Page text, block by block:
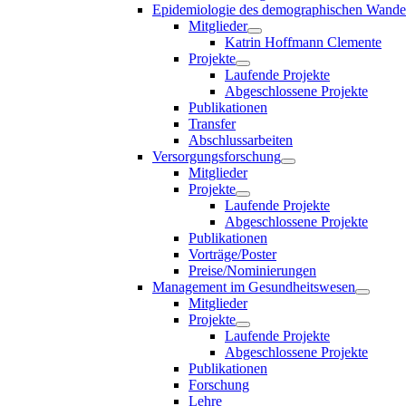
Epidemiologie des demographischen
Mitglieder
Katrin Hoffmann Clemente
Projekte
Laufende Projekte
Abgeschlossene Projekte
Publikationen
Transfer
Abschlussarbeiten
Versorgungsforschung
Mitglieder
Projekte
Laufende Projekte
Abgeschlossene Projekte
Publikationen
Vorträge/Poster
Preise/Nominierungen
Management im Gesundheitswesen
Mitglieder
Projekte
Laufende Projekte
Abgeschlossene Projekte
Publikationen
Forschung
Lehre